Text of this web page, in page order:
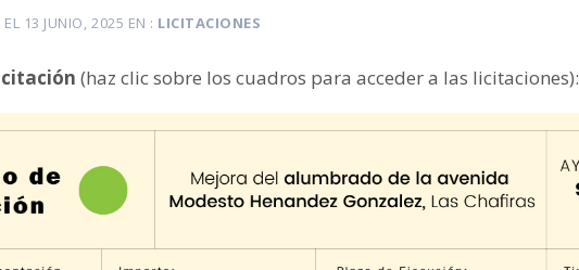
EL 13 JUNIO, 2025 EN LICITACIONES
(haz clic sobre los cuadros para acceder a las licitaciones):